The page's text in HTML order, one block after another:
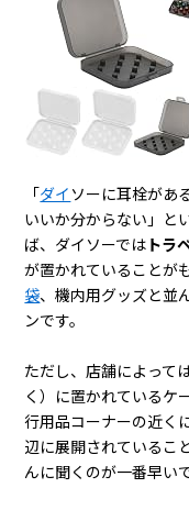
「ダイ ソーに耳栓があ
いいか分からない」と
ば、ダイソーでは トラ
が置かれていることが
袋、機内用グッズと並
ンです。
ただし、店舗によって
く）に置かれているケ
行用品コーナーの近く
辺に展開されているこ
んに聞くのが一番早いで